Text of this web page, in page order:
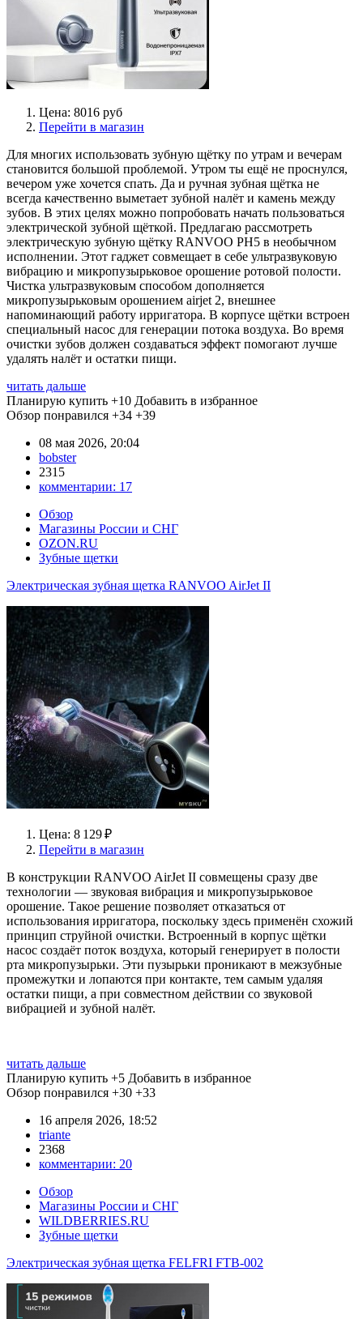
Цена: 8016 руб
Перейти в магазин
Для многих использовать зубную щётку по утрам и вечерам
становится большой проблемой. Утром ты ещё не проснулся,
вечером уже хочется спать. Да и ручная зубная щётка не
всегда качественно выметает зубной налёт и камень между
зубов. В этих целях можно попробовать начать пользоваться
электрической зубной щёткой. Предлагаю рассмотреть
электрическую зубную щётку RANVOO PH5 в необычном
исполнении. Этот гаджет совмещает в себе ультразвуковую
вибрацию и микропузырьковое орошение ротовой полости.
Чистка ультразвуковым способом дополняется
микропузырьковым орошением airjet 2, внешнее
напоминающий работу ирригатора. В корпусе щётки встроен
специальный насос для генерации потока воздуха. Во время
очистки зубов должен создаваться эффект помогают лучше
удалять налёт и остатки пищи.
читать дальше
Планирую купить +10 Добавить в избранное
Обзор понравился +34 +39
08 мая 2026, 20:04
bobster
2315
комментарии: 17
Обзор
Магазины России и СНГ
OZON.RU
Зубные щетки
Электрическая зубная щетка RANVOO AirJet II
Цена: 8 129 ₽
Перейти в магазин
В конструкции RANVOO AirJet II совмещены сразу две
технологии — звуковая вибрация и микропузырьковое
орошение. Такое решение позволяет отказаться от
использования ирригатора, поскольку здесь применён схожий
принцип струйной очистки. Встроенный в корпус щётки
насос создаёт поток воздуха, который генерирует в полости
рта микропузырьки. Эти пузырьки проникают в межзубные
промежутки и лопаются при контакте, тем самым удаляя
остатки пищи, а при совместном действии со звуковой
вибрацией и зубной налёт.
читать дальше
Планирую купить +5 Добавить в избранное
Обзор понравился +30 +33
16 апреля 2026, 18:52
triante
2368
комментарии: 20
Обзор
Магазины России и СНГ
WILDBERRIES.RU
Зубные щетки
Электрическая зубная щетка FELFRI FTB-002